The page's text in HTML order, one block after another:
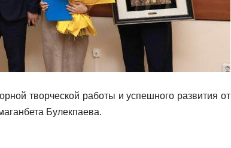
творческой работы и успешного развития от
Булекпаева.